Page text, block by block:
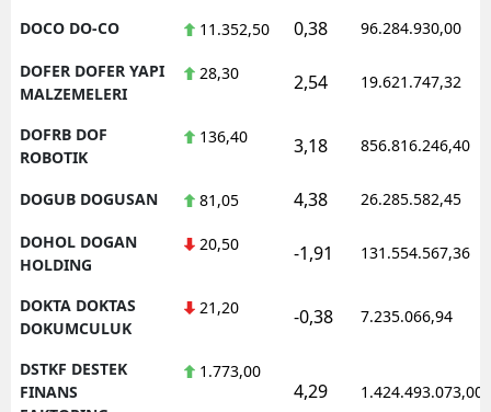
DOCO DO-CO 11.352,50 0,38 96.284.930,00
DOFER DOFER YAPI
MALZEMELERI
28,30 2,54 19.621.747,32
DOFRB DOF
ROBOTIK
136,40 3,18 856.816.246,40
DOGUB DOGUSAN 81,05 4,38 26.285.582,45
DOHOL DOGAN
HOLDING
20,50 -1,91 131.554.567,36
DOKTA DOKTAS
DOKUMCULUK
21,20 -0,38 7.235.066,94
DSTKF DESTEK
FINANS
1.773,00
4,29 1.424.493.073,00